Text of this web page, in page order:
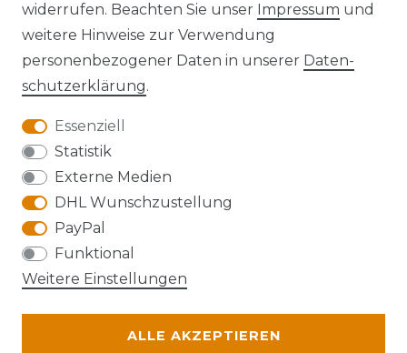
widerrufen. Beachten Sie unser Impressum und
weitere Hinweise zur Verwendung
personenbezogener Daten in unserer Daten­
schutz­erklärung.
Essenziell
Statistik
Externe Medien
DHL Wunschzustellung
PayPal
Funktional
Weitere Einstellungen
ALLE AKZEPTIEREN
VERTRAG WIDERRUFEN Kontakt
Die Karte kann aufgrund ihrer
Datenschutzeinstellungen nicht angezeigt
werden. Bitte akzeptieren Sie die Verwendung
von Google Maps, um die Karte zu verwenden.